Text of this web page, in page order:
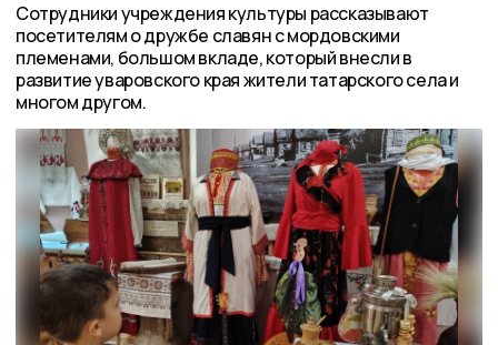
Сотрудники учреждения культуры рассказывают
посетителям о дружбе славян с мордовскими
племенами, большом вкладе, который внесли в
развитие уваровского края жители татарского села и
многом другом.